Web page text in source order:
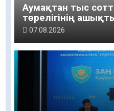
Аумақтан тыс
төрелігінің
қолжетімділігін
07.08.2026